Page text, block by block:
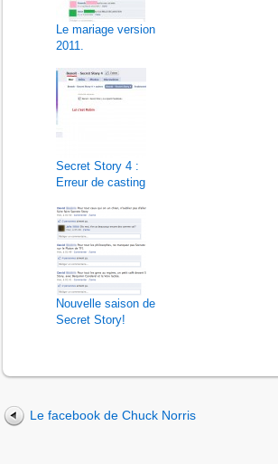
Le mariage version
2011.
Secret Story 4 :
Erreur de casting
Nouvelle saison de
Secret Story!
Le facebook de Chuck Norris